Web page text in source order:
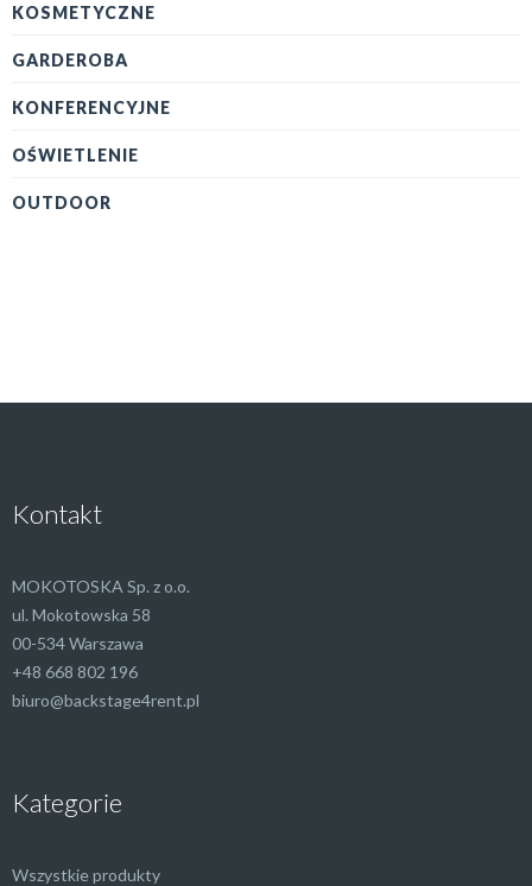
KOSMETYCZNE
GARDEROBA
KONFERENCYJNE
OŚWIETLENIE
OUTDOOR
Kontakt
MOKOTOSKA Sp. z o.o.
ul. Mokotowska 58
00-534 Warszawa
+48 668 802 196
biuro@backstage4rent.pl
Kategorie
Wszystkie produkty